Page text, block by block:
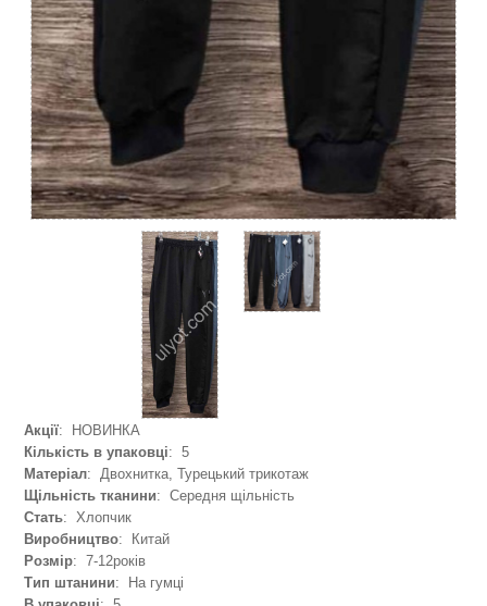
Акції: НОВИНКА
Кількість в упаковці: 5
Матеріал: Двохнитка, Турецький трикотаж
Щільність тканини: Середня щільність
Стать: Хлопчик
Виробництво: Китай
Розмір: 7-12років
Тип штанини: На гумці